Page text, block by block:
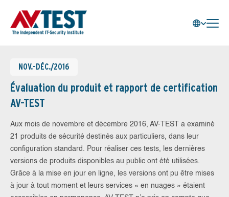
NOV.-DÉC./2016
Évaluation du produit et rapport de certification
AV-TEST
Aux mois de novembre et décembre 2016, AV-TEST a examiné
21 produits de sécurité destinés aux particuliers, dans leur
configuration standard. Pour réaliser ces tests, les dernières
versions de produits disponibles au public ont été utilisées.
Grâce à la mise en jour en ligne, les versions ont pu être mises
à jour à tout moment et leurs services « en nuages » étaient